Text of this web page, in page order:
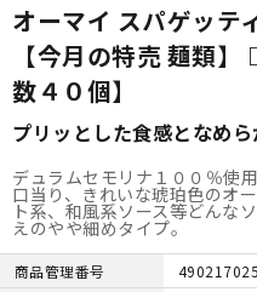
オーマイ スパゲッテ
【今月の特売 麺類
数４０個】
プリッとした食感となめ
デュラムセモリナ１００％使
口当り、きれいな琥珀色のオ
ト系、和風系ソース等どんな
えのやや細めタイプ。
商品管理番号